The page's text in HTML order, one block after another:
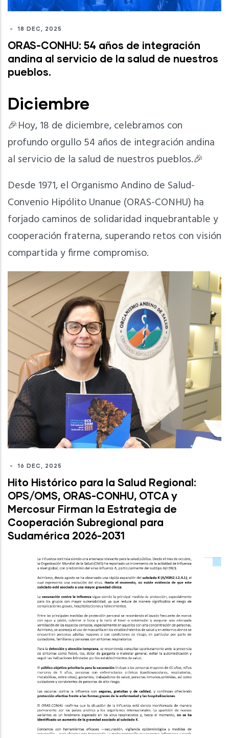
- 18 DEC, 2025
ORAS-CONHU: 54 años de integración
andina al servicio de la salud de nuestros
pueblos.
Diciembre
🎉Hoy, 18 de diciembre, celebramos con
profundo orgullo 54 años de integración andina
al servicio de la salud de nuestros pueblos.🎉
Desde 1971, el Organismo Andino de Salud-
Convenio Hipólito Unanue (ORAS-CONHU) ha
forjado caminos de solidaridad inquebrantable y
cooperación fraterna, superando retos con visión
compartida y firme compromiso.
- 16 DEC, 2025
Hito Histórico para la Salud Regional:
OPS/OMS, ORAS-CONHU, OTCA y
Mercosur Firman la Estrategia de
Cooperación Subregional para
Sudamérica 2026-2031